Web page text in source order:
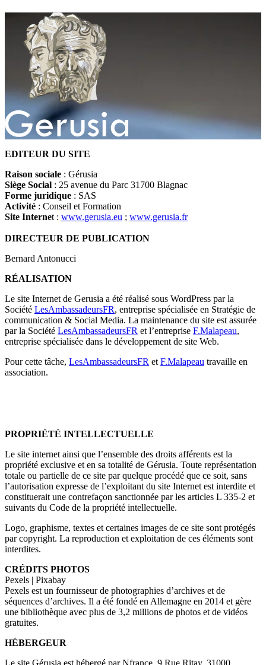
EDITEUR DU SITE
Raison sociale : Gérusia
Siège Social : 25 avenue du Parc 31700 Blagnac
Forme juridique : SAS
Activité : Conseil et Formation
Site Internet : www.gerusia.eu ; www.gerusia.fr
DIRECTEUR DE PUBLICATION
Bernard Antonucci
RÉALISATION
Le site Internet de Gerusia a été réalisé sous WordPress par la
Société LesAmbassadeursFR, entreprise spécialisée en Stratégie de
communication & Social Media. La maintenance du site est assurée
par la Société LesAmbassadeursFR et l’entreprise F.Malapeau,
entreprise spécialisée dans le développement de site Web.
Pour cette tâche, LesAmbassadeursFR et F.Malapeau travaille en
association.
PROPRIÉTÉ INTELLECTUELLE
Le site internet ainsi que l’ensemble des droits afférents est la
propriété exclusive et en sa totalité de Gérusia. Toute représentation
totale ou partielle de ce site par quelque procédé que ce soit, sans
l’autorisation expresse de l’exploitant du site Internet est interdite et
constituerait une contrefaçon sanctionnée par les articles L 335-2 et
suivants du Code de la propriété intellectuelle.
Logo, graphisme, textes et certaines images de ce site sont protégés
par copyright. La reproduction et exploitation de ces éléments sont
interdites.
CRÉDITS PHOTOS
Pexels | Pixabay
Pexels est un fournisseur de photographies d’archives et de
séquences d’archives. Il a été fondé en Allemagne en 2014 et gère
une bibliothèque avec plus de 3,2 millions de photos et de vidéos
gratuites.
HÉBERGEUR
Le site Gérusia est hébergé par Nfrance, 9 Rue Ritay, 31000